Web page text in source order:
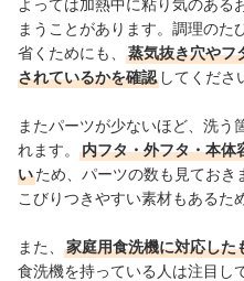
まうことがあります。調理のた
省くためにも、
蒸気抜き穴やフ
されているかを確認 してくださ
またパーツが少ないほど、洗う
れます。
内フタ・外フタ・本体
いため、パーツの数も見てお
こびりつきやすい素材もあるた
また、 家庭用食洗機に対応した
食洗機を持っている人は注目し